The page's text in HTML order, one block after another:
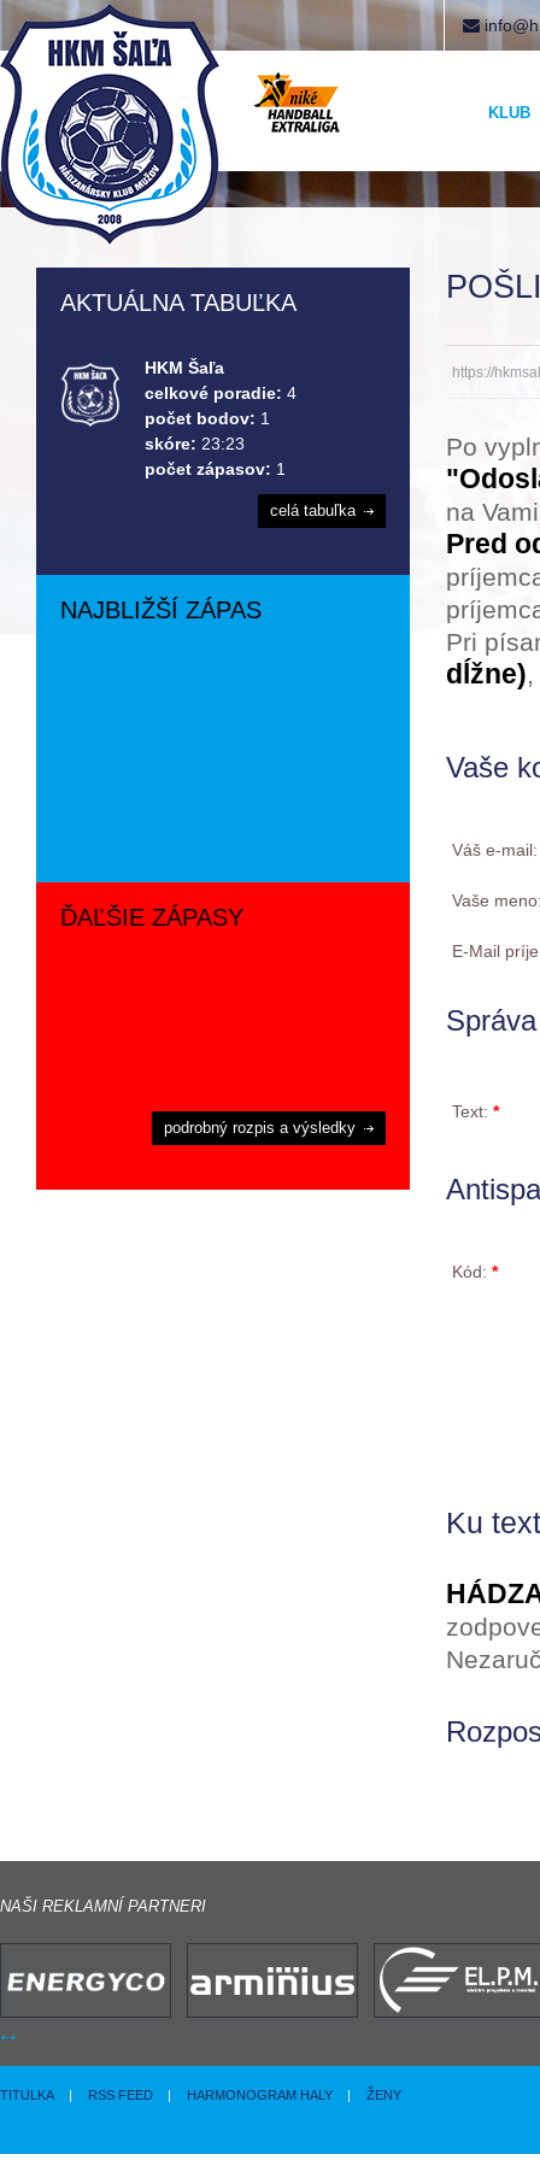
KLUB
https://
Po
na
Pred
Pri
dĺžne)
Vaše
Váš e-
Vaše
E-Mail
Správa
Text: *
Kód: *
Ku
AKTUÁLNA TABUĽKA
HKM Šaľa
celkové poradie: 4
počet bodov: 1
skóre: 23:23
počet zápasov: 1
celá tabuľka
NAJBLIŽŠÍ ZÁPAS
ĎAĽŠIE ZÁPASY
podrobný rozpis a výsledky
NAŠI REKLAMNÍ PARTNERI
TITULKA | RSS FEED | HARMONOGRAM HALY | ŽENY